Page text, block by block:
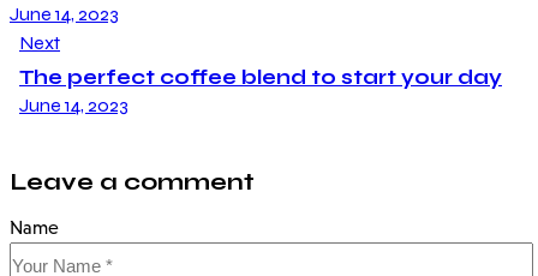
June 14, 2023
Next
The perfect coffee blend to start your day
June 14, 2023
Leave a comment
Name